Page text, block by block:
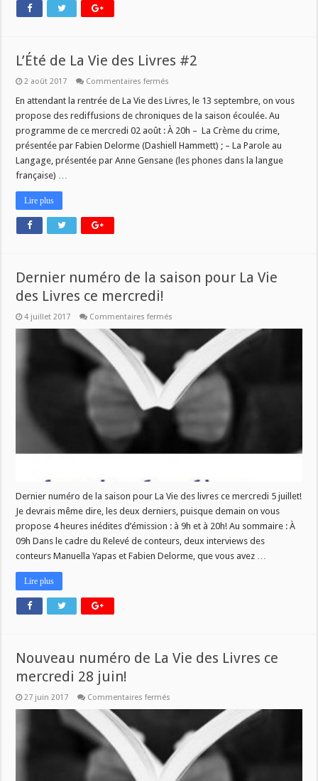
L’Été de La Vie des Livres #2
2 août 2017 Commentaires fermés
de
Vie
des
Livres
#2
En attendant la rentrée de La Vie des Livres, le 13 septembre, on vous
propose des rediffusions de chroniques de la saison écoulée. Au
programme de ce mercredi 02 août : À 20h – La Crème du crime,
présentée par Fabien Delorme (Dashiell Hammett) ; – La Parole au
Langage, présentée par Anne Gensane (les phones dans la langue
française) …
Lire plus
Dernier numéro de la saison pour La Vie
des Livres ce mercredi!
4 juillet 2017 Commentaires fermés
saison
pour
La
Vie
des
Livres
Dernier numéro de la saison pour La Vie des livres ce mercredi 5 juillet!
Je devrais même dire, les deux derniers, puisque demain on vous
propose 4 heures inédites d’émission : à 9h et à 20h! Au sommaire : À
09h Dans le cadre du Relevé de conteurs, deux interviews des
conteurs Manuella Yapas et Fabien Delorme, que vous avez …
Lire plus
Nouveau numéro de La Vie des Livres ce
mercredi 28 juin!
27 juin 2017 Commentaires fermés
Vie
des
Livres